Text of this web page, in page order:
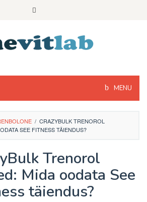
MENU
/ CRAZYBULK TRENOROL
SEE FITNESS TÄIENDUS?
Trenorol
Mida oodata See
täiendus?